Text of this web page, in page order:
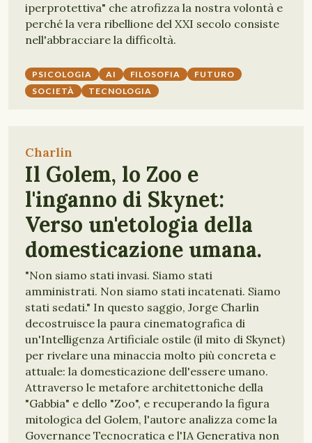
iperprotettiva" che atrofizza la nostra volontà e
perché la vera ribellione del XXI secolo consiste
nell'abbracciare la difficoltà.
PSICOLOGIA AI FILOSOFIA
FUTURO
SOCIETÀ
TECNOLOGIA
Charlin
Il Golem, lo Zoo e
l'inganno di Skynet:
Verso un'etologia della
domesticazione umana.
"Non siamo stati invasi. Siamo stati
amministrati. Non siamo stati incatenati. Siamo
stati sedati." In questo saggio, Jorge Charlin
decostruisce la paura cinematografica di
un'Intelligenza Artificiale ostile (il mito di Skynet)
per rivelare una minaccia molto più concreta e
attuale: la domesticazione dell'essere umano.
Attraverso le metafore architettoniche della
"Gabbia" e dello "Zoo", e recuperando la figura
mitologica del Golem, l'autore analizza come la
Governance Tecnocratica e l'IA Generativa non